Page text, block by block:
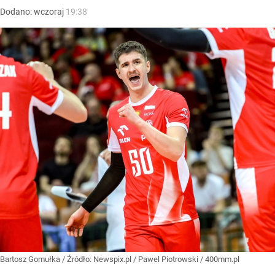
Dodano:wczoraj 19:38
Bartosz Gomułka / Źródło: Newspix.pl / Pawel Piotrowski / 400mm.pl